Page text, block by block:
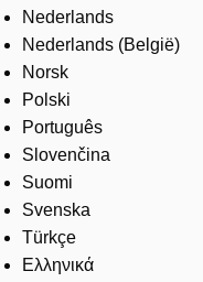
Nederlands
Nederlands (België)
Norsk
Polski
Português
Slovenčina
Suomi
Svenska
Türkçe
Ελληνικά